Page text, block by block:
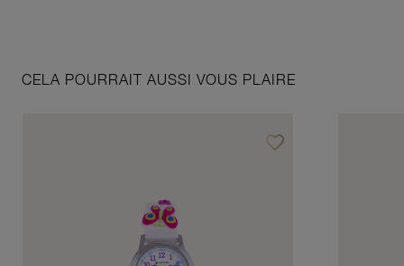
CELA POURRAIT AUSSI VOUS PLAIRE
favorite_borderAjouter à vos favoris